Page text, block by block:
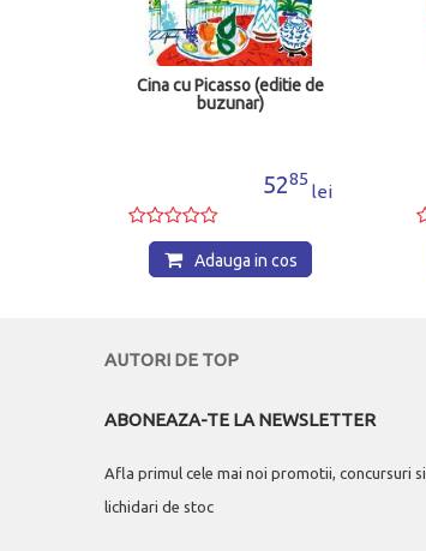
Fluturi volumul I
4290
lei
Adauga in cos
AUTORI DE TOP
ABONEAZA-TE LA NEWSLETTER
Afla primul cele mai noi promotii, concursuri si
lichidari de stoc